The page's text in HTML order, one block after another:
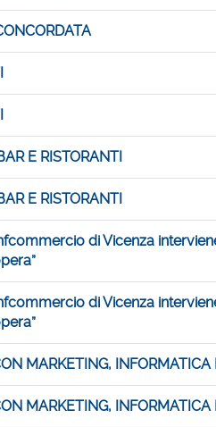
E RISTORANTI
E RISTORANTI
di Vicenza
di Vicenza
MARKETING, INFORMATICA
MARKETING, INFORMATICA